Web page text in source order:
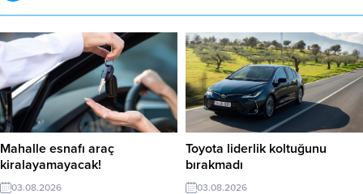
Mahalle esnafı araç
kiralayamayacak!
03.08.2026
Toyota liderlik koltuğunu
bırakmadı
03.08.2026